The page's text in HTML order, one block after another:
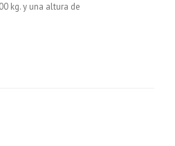
kg. y una altura de